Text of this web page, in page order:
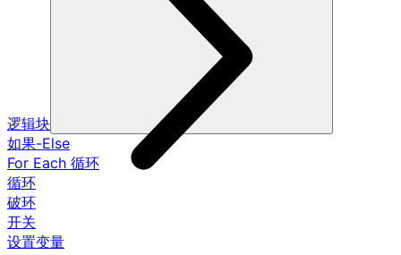
逻辑块
如果-Else
For Each 循环
循环
破环
开关
设置变量